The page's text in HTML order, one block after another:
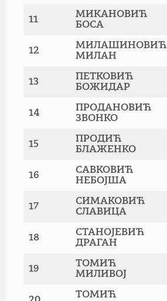
11
МИКАНОВИЋ
БОСА
12
МИЛАШИНОВИЋ
МИЛАН
13
ПЕТКОВИЋ
БОЖИДАР
14
ПРОДАНОВИЋ
ЗВОНКО
15
ПРОДИЋ
БЛАЖЕНКО
16
САВКОВИЋ
НЕБОЈША
17
СИМАКОВИЋ
СЛАВИЦА
18
СТАНОЈЕВИЋ
ДРАГАН
19
ТОМИЋ
МИЛИВОЈ
ТОМИЋ